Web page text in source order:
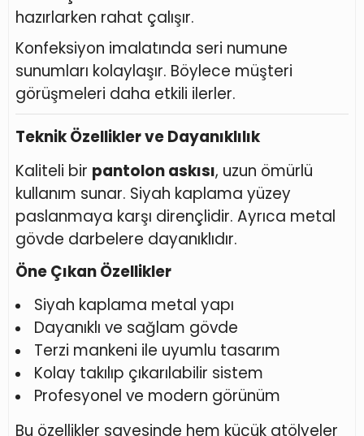
hazırlarken rahat çalışır.
Konfeksiyon imalatında seri numune
sunumları kolaylaşır. Böylece müşteri
görüşmeleri daha etkili ilerler.
Teknik Özellikler ve Dayanıklılık
Kaliteli bir pantolon askısı, uzun ömürlü
kullanım sunar. Siyah kaplama yüzey
paslanmaya karşı dirençlidir. Ayrıca metal
gövde darbelere dayanıklıdır.
Öne Çıkan Özellikler
Siyah kaplama metal yapı
Dayanıklı ve sağlam gövde
Terzi mankeni ile uyumlu tasarım
Kolay takılıp çıkarılabilir sistem
Profesyonel ve modern görünüm
Bu özellikler sayesinde hem küçük atölyeler